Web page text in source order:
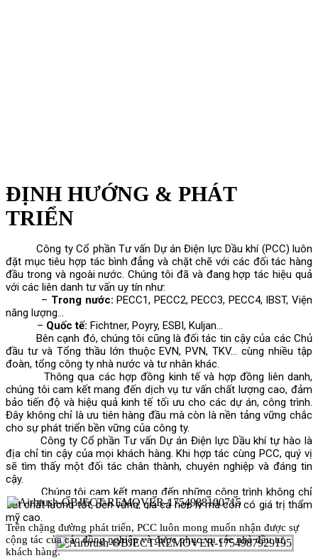
ĐỊNH HƯỚNG & PHÁT
TRIỂN
Công ty Cổ phần Tư vấn Dự án Điện lực Dầu khí (PCC) luôn
đặt mục tiêu hợp tác bình đẳng và chặt chẽ với các đối tác hàng
đầu trong và ngoài nước. Chúng tôi đã và đang hợp tác hiệu quả
với các liên danh tư vấn uy tín như:
– Trong nước: PECC1, PECC2, PECC3, PECC4, IBST, Viện
năng lượng…
– Quốc tế: Fichtner, Poyry, ESBI, Kuljan…
Bên cạnh đó, chúng tôi cũng là đối tác tin cậy của các Chủ
đầu tư và Tổng thầu lớn thuộc EVN, PVN, TKV… cùng nhiều tập
đoàn, tổng công ty nhà nước và tư nhân khác.
Thông qua các hợp đồng kinh tế và hợp đồng liên danh,
chúng tôi cam kết mang đến dịch vụ tư vấn chất lượng cao, đảm
bảo tiến độ và hiệu quả kinh tế tối ưu cho các dự án, công trình.
Đây không chỉ là ưu tiên hàng đầu mà còn là nền tảng vững chắc
cho sự phát triển bền vững của công ty.
Công ty Cổ phần Tư vấn Dự án Điện lực Dầu khí tự hào là
địa chỉ tin cậy của mọi khách hàng. Khi hợp tác cùng PCC, quý vị
sẽ tìm thấy một đối tác chân thành, chuyên nghiệp và đáng tin
cậy.
Chúng tôi cam kết mang đến những công trình không chỉ
đạt chất lượng tốt, bền vững, giá cả hợp lý mà còn có giá trị thẩm
mỹ cao.
Trên chặng đường phát triển, PCC luôn mong muốn nhận được sự
cộng tác của các đồng nghiệp và được phục vụ các nhà đầu tư,
khách hàng.